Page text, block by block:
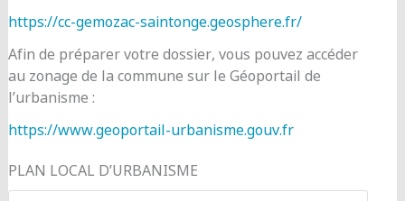
https://cc-gemozac-saintonge.geosphere.fr/
Afin de préparer votre dossier, vous pouvez accéder
au zonage de la commune sur le Géoportail de
l’urbanisme :
https://www.geoportail-urbanisme.gouv.fr
PLAN LOCAL D’URBANISME